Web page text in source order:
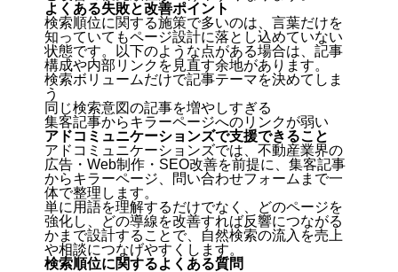
よくある失敗と改善ポイント
検索順位に関する施策で多いのは、言葉だけを
知っていてもページ設計に落とし込めていない
状態です。以下のような点がある場合は、記事
構成や内部リンクを見直す余地があります。
検索ボリュームだけで記事テーマを決めてしま
う
同じ検索意図の記事を増やしすぎる
集客記事からキラーページへのリンクが弱い
アドコミュニケーションズで支援できること
アドコミュニケーションズでは、不動産業界の
広告・Web制作・SEO改善を前提に、集客記事
からキラーページ、問い合わせフォームまで一
体で整理します。
単に用語を理解するだけでなく、どのページを
強化し、どの導線を改善すれば反響につながる
かまで設計することで、自然検索の流入を売上
や相談につなげやすくします。
検索順位に関するよくある質問